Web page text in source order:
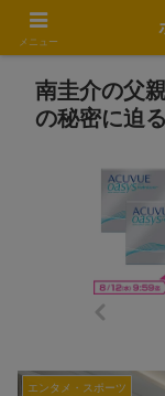
南圭介の父
の秘密に迫る
エンタメ・スポーツ
メニュー